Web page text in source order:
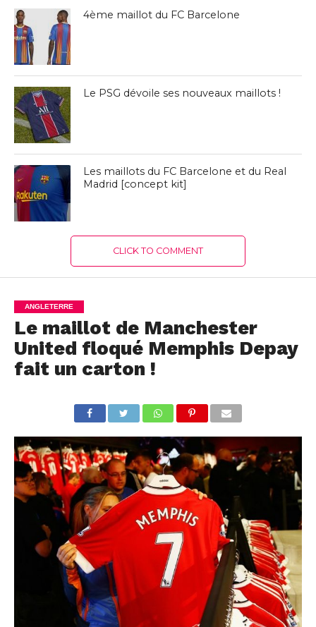
4ème maillot du FC Barcelone
Le PSG dévoile ses nouveaux maillots !
Les maillots du FC Barcelone et du Real
Madrid [concept kit]
CLICK TO COMMENT
ANGLETERRE
Le maillot de Manchester
United floqué Memphis Depay
fait un carton !